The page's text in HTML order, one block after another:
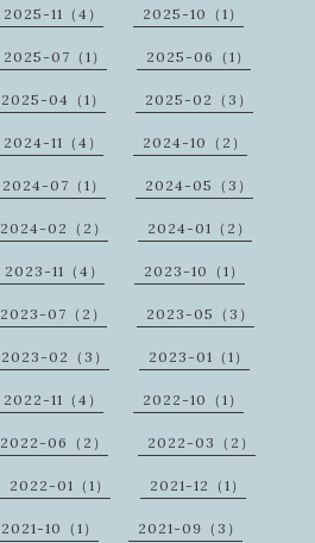
2025-11（4） 2025-10（1）
2025-07（1） 2025-06（1）
2025-04（1） 2025-02（3）
2024-11（4） 2024-10（2）
2024-07（1） 2024-05（3）
2024-02（2） 2024-01（2）
2023-11（4） 2023-10（1）
2023-07（2） 2023-05（3）
2023-02（3） 2023-01（1）
2022-11（4） 2022-10（1）
2022-06（2） 2022-03（2）
2022-01（1） 2021-12（1）
2021-10（1） 2021-09（3）